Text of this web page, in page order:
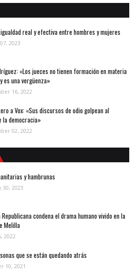
real y efectiva entre hombres y mujeres
2023
«Los jueces no tienen formación en materia
es una vergüenza»
16, 2022
a Vox: «Sus discursos de odio golpean al
la democracia»
02, 2022
y hambrunas
30, 2023
condena el drama humano vivido en la
Melilla
2022
que se están quedando atrás
10, 2021